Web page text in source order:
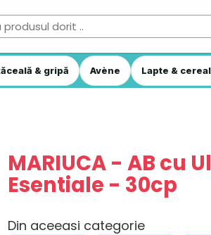
& gripă Avène Lapte &
MARIUCA - AB cu
Esentiale - 30cp
Din aceeasi categorie